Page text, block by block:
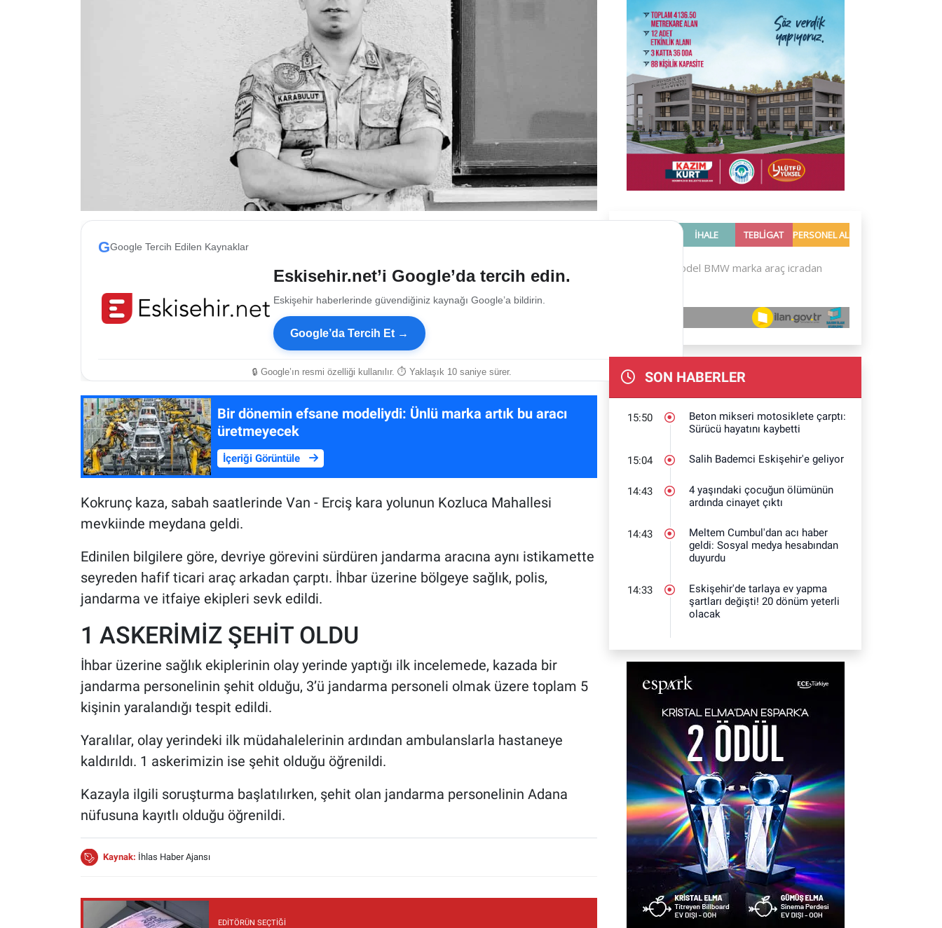
GGoogle Tercih Edilen Kaynaklar
Eskisehir.net’i Google’da tercih edin.
Eskişehir haberlerinde güvendiğiniz kaynağı Google’a bildirin.
Google’da Tercih Et →
🔒 Google’ın resmi özelliği kullanılır. ⏱ Yaklaşık 10 saniye sürer.
Bir dönemin efsane modeliydi: Ünlü marka artık bu aracı
üretmeyecek
İçeriği Görüntüle
Kokrunç kaza, sabah saatlerinde Van - Erciş kara yolunun Kozluca Mahallesi
mevkiinde meydana geldi.
Edinilen bilgilere göre, devriye görevini sürdüren jandarma aracına aynı istikamette
seyreden hafif ticari araç arkadan çarptı. İhbar üzerine bölgeye sağlık, polis,
jandarma ve itfaiye ekipleri sevk edildi.
1 ASKERİMİZ ŞEHİT OLDU
İhbar üzerine sağlık ekiplerinin olay yerinde yaptığı ilk incelemede, kazada bir
jandarma personelinin şehit olduğu, 3’ü jandarma personeli olmak üzere toplam 5
kişinin yaralandığı tespit edildi.
Yaralılar, olay yerindeki ilk müdahalelerinin ardından ambulanslarla hastaneye
kaldırıldı. 1 askerimizin ise şehit olduğu öğrenildi.
Kazayla ilgili soruşturma başlatılırken, şehit olan jandarma personelinin Adana
nüfusuna kayıtlı olduğu öğrenildi.
Kaynak: İhlas Haber Ajansı
EDITÖRÜN SEÇTIĞI
SON HABERLER
15:50
Beton mikseri motosiklete çarptı:
Sürücü hayatını kaybetti
15:04 Salih Bademci Eskişehir'e geliyor
14:43
4 yaşındaki çocuğun ölümünün
ardında cinayet çıktı
14:43
Meltem Cumbul'dan acı haber
geldi: Sosyal medya hesabından
duyurdu
14:33
Eskişehir'de tarlaya ev yapma
şartları değişti! 20 dönüm yeterli
olacak
Eskişehir Hava Durumu
Eskişehir Otobüs Saatleri